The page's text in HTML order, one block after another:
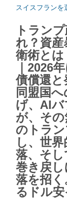
スイスフランを
トラン
れ？資
衛術と
｜2026
債償還と
同盟国
げ、AIバ
が、そ
のトラ
し、世
落、そ
巻き戻
落を招
るドル